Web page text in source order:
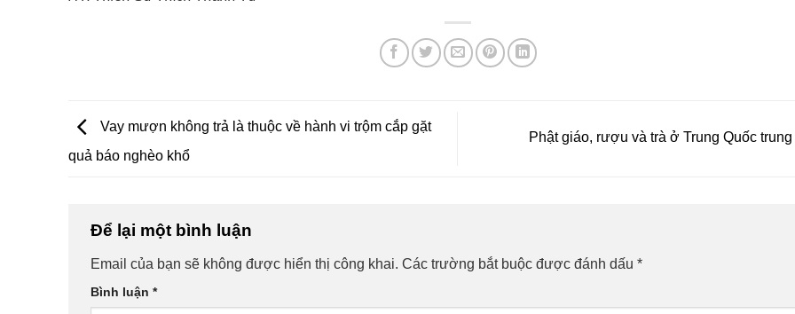
Vay mượn không trả là thuộc về hành vi trộm cắp gặt
quả báo nghèo khổ
Phật giáo, rượu và trà ở Trung Quốc
Để lại một bình luận
Email của bạn sẽ không được hiển thị công khai. Các trường bắt buộc được đánh dấu *
Bình luận *